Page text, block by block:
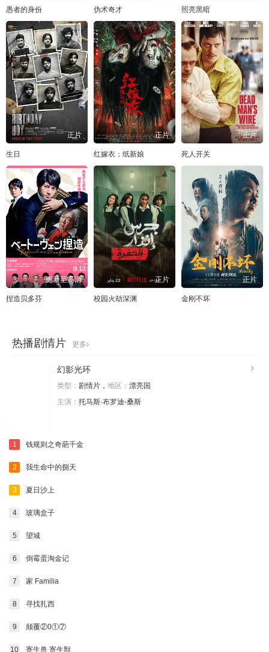
愚者的身份 伪术奇才 照亮黑暗
正片
生日
正片
红嫁衣：纸新娘
正片
死人开关
更新至高清
捏造贝多芬
正片
校园火劫深渊
正片
金刚不坏
热播剧情片 更多
幻影光环
类型： 剧情片， 地区： 漂亮国
主演： 托马斯·布罗迪-桑斯
1 钱规则之奇葩千金
2 我生命中的捌天
3 夏日沙上
4 玻璃盒子
5 望城
6 倒霉蛋淘金记
7 家 Familia
8 寻找扎西
9 颠覆②0①⑦
10 寄生兽 寄生獣